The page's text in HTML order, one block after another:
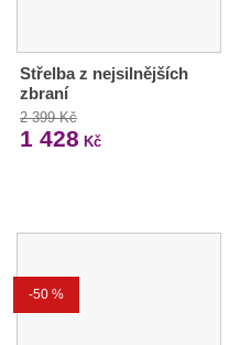
Střelba z nejsilnějších
zbraní
2 399 Kč
1 428 Kč
-50 %